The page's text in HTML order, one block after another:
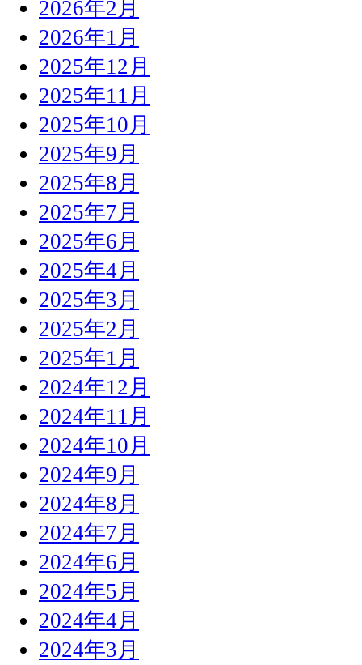
2026年2月
2026年1月
2025年12月
2025年11月
2025年10月
2025年9月
2025年8月
2025年7月
2025年6月
2025年4月
2025年3月
2025年2月
2025年1月
2024年12月
2024年11月
2024年10月
2024年9月
2024年8月
2024年7月
2024年6月
2024年5月
2024年4月
2024年3月